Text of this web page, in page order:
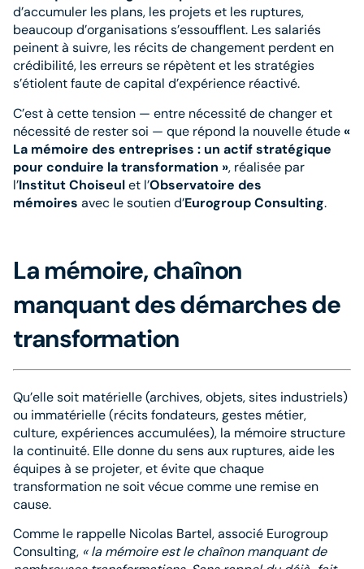
d’accumuler les plans, les projets et les ruptures,
beaucoup d’organisations s’essoufflent. Les salariés
peinent à suivre, les récits de changement perdent en
crédibilité, les erreurs se répètent et les stratégies
s’étiolent faute de capital d’expérience réactivé.
C’est à cette tension — entre nécessité de changer et
nécessité de rester soi — que répond la nouvelle étude«
La mémoire des entreprises : un actif stratégique
pour conduire la transformation », réalisée par
l’Institut Choiseulet l’Observatoire des
mémoires avec le soutien d’Eurogroup Consulting.
La mémoire, chaînon
manquant des démarches de
transformation
Qu’elle soit matérielle (archives, objets, sites industriels)
ou immatérielle (récits fondateurs, gestes métier,
culture, expériences accumulées), la mémoire structure
la continuité. Elle donne du sens aux ruptures, aide les
équipes à se projeter, et évite que chaque
transformation ne soit vécue comme une remise en
cause.
Comme le rappelle Nicolas Bartel, associé Eurogroup
Consulting, « la mémoire est le chaînon manquant de